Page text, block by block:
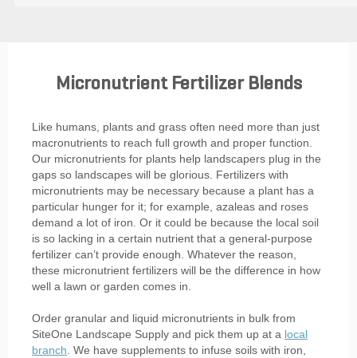
Micronutrient Fertilizer Blends
Like humans, plants and grass often need more than just
macronutrients to reach full growth and proper function.
Our micronutrients for plants help landscapers plug in the
gaps so landscapes will be glorious. Fertilizers with
micronutrients may be necessary because a plant has a
particular hunger for it; for example, azaleas and roses
demand a lot of iron. Or it could be because the local soil
is so lacking in a certain nutrient that a general-purpose
fertilizer can’t provide enough. Whatever the reason,
these micronutrient fertilizers will be the difference in how
well a lawn or garden comes in.
Order granular and liquid micronutrients in bulk from
SiteOne Landscape Supply and pick them up at a local
branch . We have supplements to infuse soils with iron,